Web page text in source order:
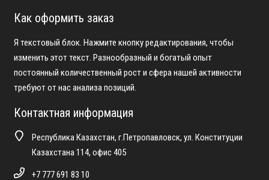
Как оформить заказ
Я текстовый блок. Нажмите кнопку редактирования, чтобы
изменить этот текст. Разнообразный и богатый опыт
постоянный количественный рост и сфера нашей активности
требуют от нас анализа позиций.
Контактная информация
Республика Казахстан, г.Петропавловск, ул. Конституции
Казахстана 114, офис 405
+7 777 691 83 10